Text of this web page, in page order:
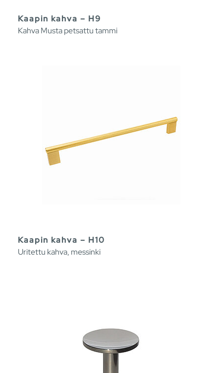
Kaapin kahva – H9
Kahva Musta petsattu tammi
Kaapin kahva – H10
Uritettu kahva, messinki